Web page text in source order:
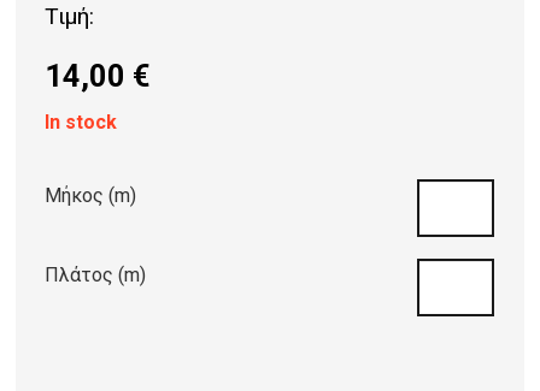
Τιμή:
14,00 €
In stock
Μήκος (m)
Πλάτος (m)